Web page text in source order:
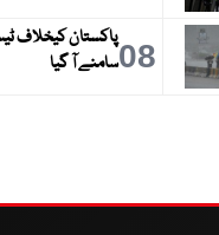
08سامنے آ گیا